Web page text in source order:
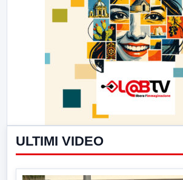
ULTIMI VIDEO